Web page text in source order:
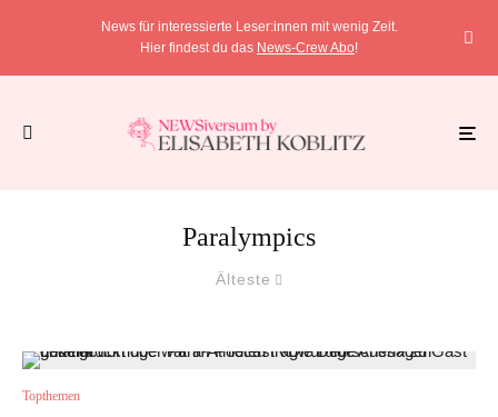
News für interessierte Leser:innen mit wenig Zeit.
Hier findest du das News-Crew Abo!
Paralympics
Älteste
Topthemen